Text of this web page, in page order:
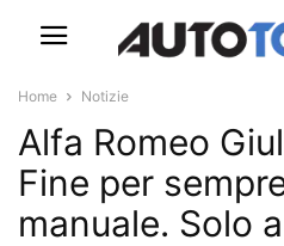
Home Notizie
Alfa Romeo
Fine per
manuale. Solo